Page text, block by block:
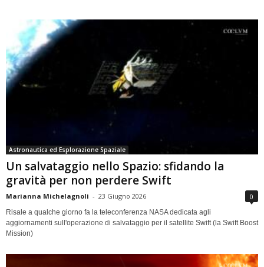
Astronautica ed Esplorazione Spaziale
Un salvataggio nello Spazio: sfidando la
gravità per non perdere Swift
Marianna Michelagnoli - 23 Giugno 2026 0
Risale a qualche giorno fa la teleconferenza NASA dedicata agli
aggiornamenti sull'operazione di salvataggio per il satellite Swift (la Swift Boost
Mission)